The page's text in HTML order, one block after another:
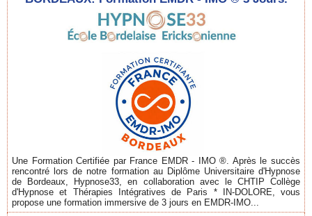
Une Formation Certifiée par France EMDR - IMO ®. Après le succès
rencontré lors de notre formation au Diplôme Universitaire d'Hypnose
de Bordeaux, Hypnose33, en collaboration avec le CHTIP Collège
d'Hypnose et Thérapies Intégratives de Paris * IN-DOLORE, vous
propose une formation immersive de 3 jours en EMDR-IMO...